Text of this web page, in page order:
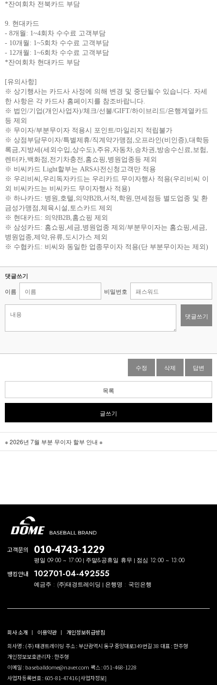
*잔여회차 전북카드 부담
9. 현대카드
- 8개월: 1~4회차 수수료 고객부담
- 10개월: 1~5회차 수수료 고객부담
- 12개월: 1~6회차 수수료 고객부담
*잔여회차 현대카드 부담
[유의사항]
※ 상기행사는 카드사 사정에 의해 변경 및 중단될수 있습니다. 자세
한 사항은 각 카드사 홈페이지를 참조바랍니다.
※ 법인/기업(개인사업자)/체크/선불/GIFT/하이브리드/은행계열카드
등 제외
※ 무이자/부분무이자 적용시 포인트/마일리지 적립불가
※ 상점부담무이자/특별제휴/직계약가맹점,오프라인(비인증),대학등
록금,지방세(세외수입,상수도),주유,자동차,승차권,방송수신료,보험,
렌터카,백화점,전기차충전,홈쇼핑,병원업종등 제외
※ 비씨카드 Light할부는 ARS사전신청고객만 적용
※ 우리비씨,우리독자카드는 우리카드 무이자행사 적용(우리비씨 이
외 비씨카드는 비씨카드 무이자행사 적용)
※ 하나카드: 병원,호텔,의약B2B,서적,학원,면세점등 별도업종 및 환
금성가맹점,체육시설,토스카드 제외
※ 현대카드: 의약B2B,홈쇼핑 제외
※ 삼성카드: 홈쇼핑,세금,병원업종 제외/부분무이자는 홈쇼핑,세금,
병원업종,제약,유류,도시가스 제외
※ 수협카드: 비씨와 동일한 업종무이자 적용(단 부분무이자는 제외)
댓글쓰기
이름 비밀번호
댓글쓰기
수정 삭제 답변
목록
글쓰기
※ 2026년 7월 부분 무이자 할부 안내 ※
고객문의 010-4743-1229
평일 09:00 ~ 17:00 주말&공휴일 휴무 점심 12:00 ~ 13:00
뱅킹안내 102701-04-492555
예금주 : (주)태경트레이딩 은행명 : 국민은행
회사 소개 이용약관
개인정보취급방침
회사명 : (주) 태경트레이딩 주소 : 부산광역시 동구 중앙대로349번길 38 대표 : 한주형
개인정보보호관리자 : 한주형
이메일 : baseballdome@naver.com 팩스 : 051-468-1228
사업자등록번호 : 605-81-47416[사업자정보]